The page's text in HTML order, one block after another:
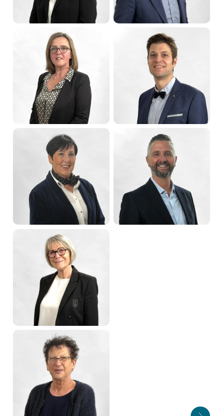
Christine MARCHAL
Deuxième adjointe
Denis PEIFFER
Troisième adjoint
Isabelle PETER
Quatrième adjointe
Maxime TRITZ
Cinquième adjoint
Corinne THINNES
Sixième adjointe
Christiane HECKEL
Huitième adjointe